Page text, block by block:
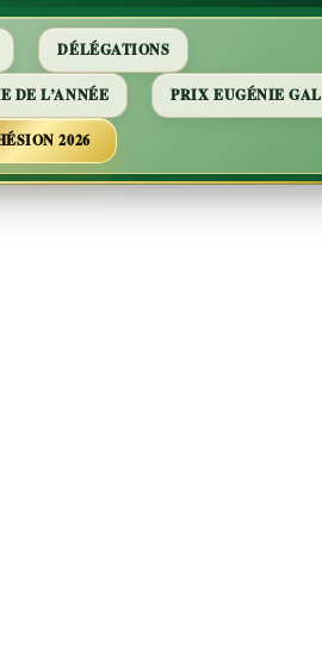
DÉLÉGATIONS
DE L’ANNÉE PRIX EUGÉNIE GAL
2026